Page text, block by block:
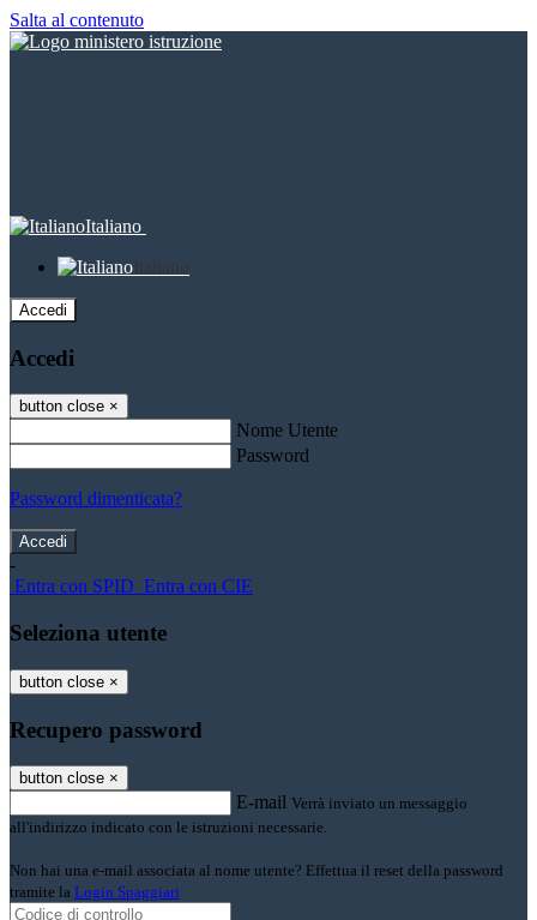
Salta al contenuto
Italiano
Italiano
Accedi
Accedi
button close ×
Nome Utente
Password
Password dimenticata?
-
Entra con SPID Entra con CIE
Seleziona utente
button close ×
Recupero password
button close ×
E-mail Verrà inviato un messaggio
all'indirizzo indicato con le istruzioni necessarie.
Non hai una e-mail associata al nome utente? Effettua il reset della password
tramite la Login Spaggiari